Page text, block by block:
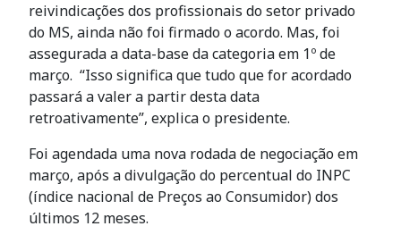
reivindicações dos profissionais do setor privado
do MS, ainda não foi firmado o acordo. Mas, foi
assegurada a data-base da categoria em 1º de
março. “Isso significa que tudo que for acordado
passará a valer a partir desta data
retroativamente”, explica o presidente.
Foi agendada uma nova rodada de negociação em
março, após a divulgação do percentual do INPC
(índice nacional de Preços ao Consumidor) dos
últimos 12 meses.